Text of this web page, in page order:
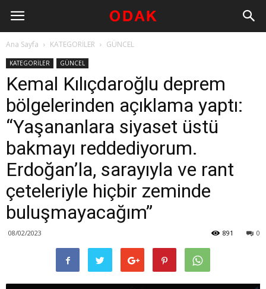
Ana Sayfa KATEGORİLER GÜNCEL
KATEGORİLER GÜNCEL
Kemal Kılıçdaroğlu deprem
bölgelerinden açıklama yaptı:
“Yaşananlara siyaset üstü
bakmayı reddediyorum.
Erdoğan’la, sarayıyla ve rant
çeteleriyle hiçbir zeminde
buluşmayacağım”
08/02/2023 0
891